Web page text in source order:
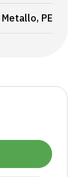
Metallo PE